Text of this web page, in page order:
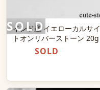
インド産 イエローカルサイ
トオンリバーストーン 20g